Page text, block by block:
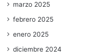
marzo 2025
febrero 2025
enero 2025
diciembre 2024